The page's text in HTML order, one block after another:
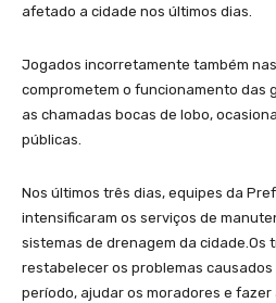
afetado a cidade nos últimos dias.
Jogados incorretamente também
comprometem o funcionamento das
as chamadas bocas de lobo,
públicas.
Nos últimos três dias, equipes da
intensificaram os serviços de
sistemas de drenagem da cidade.Os
restabelecer os problemas
período, ajudar os moradores e fazer